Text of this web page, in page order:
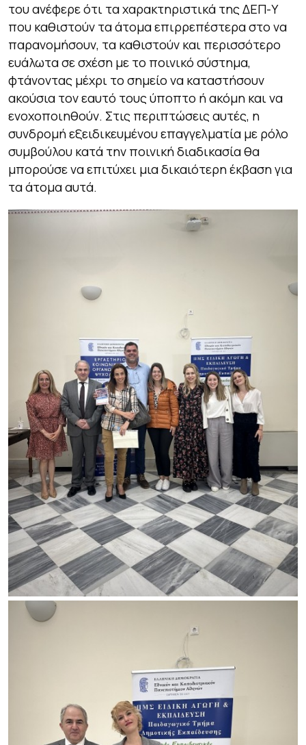
του ανέφερε ότι τα χαρακτηριστικά της ΔΕΠ-Υ
που καθιστούν τα άτομα επιρρεπέστερα στο να
παρανομήσουν, τα καθιστούν και περισσότερο
ευάλωτα σε σχέση με το ποινικό σύστημα,
φτάνοντας μέχρι το σημείο να καταστήσουν
ακούσια τον εαυτό τους ύποπτο ή ακόμη και να
ενοχοποιηθούν. Στις περιπτώσεις αυτές, η
συνδρομή εξειδικευμένου επαγγελματία με ρόλο
συμβούλου κατά την ποινική διαδικασία θα
μπορούσε να επιτύχει μια δικαιότερη έκβαση για
τα άτομα αυτά.